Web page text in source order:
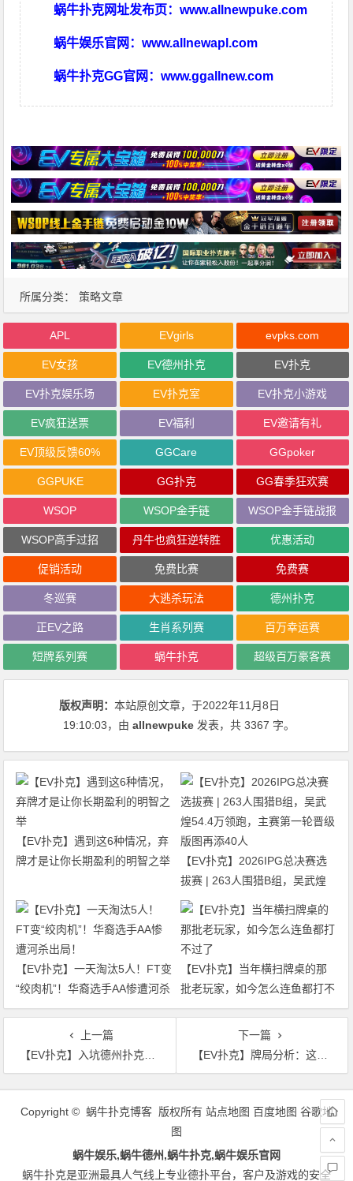
蜗牛扑克网址发布页：www.allnewpuke.com
蜗牛娱乐官网：www.allnewapl.com
蜗牛扑克GG官网：www.ggallnew.com
所属分类： 策略文章
APL EVgirls evpks.com
EV女孩 EV德州扑克 EV扑克
EV扑克娱乐场 EV扑克室 EV扑克小游戏
EV疯狂送票 EV福利 EV邀请有礼
EV顶级反馈60% GGCare GGpoker
GGPUKE GG扑克 GG春季狂欢赛
WSOP WSOP金手链 WSOP金手链战报
WSOP高手过招 丹牛也疯狂逆转胜 优惠活动
促销活动 免费比赛 免费赛
冬巡赛 大逃杀玩法 德州扑克
正EV之路 生肖系列赛 百万幸运赛
短牌系列赛 蜗牛扑克 超级百万豪客赛
版权声明：本站原创文章，于2022年11月8日
19:10:03，由allnewpuke 发表，共 3367 字。
【EV扑克】遇到这6种情况，弃
牌才是让你长期盈利的明智之举
【EV扑克】2026IPG总决赛选
拔赛 | 263人围猎B组，吴武煌
54.4万领跑，主赛第一轮晋级版
【EV扑克】一天淘汰5人！FT变
“绞肉机”！华裔选手AA惨遭河杀
出局！
【EV扑克】当年横扫牌桌的那
批老玩家，如今怎么连鱼都打不
过了
上一篇
【EV扑克】入坑德州扑克前如果有人能告诉我这些话就好了…
下一篇
【EV扑克】牌局分析：这样游戏暗三条容易翻车……
文
Copyright © 蜗牛扑克博客 版权所有 站点地图 百度地图 谷歌地
图
蜗牛娱乐,蜗牛德州,蜗牛扑克,蜗牛娱乐官网
蜗牛扑克是亚洲最具人气线上专业德扑平台，客户及游戏的安全